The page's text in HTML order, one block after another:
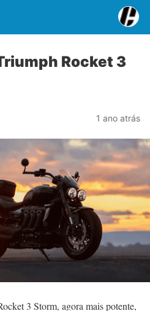
Rocket 3
1 ano atrás
3 Storm, agora mais potente,